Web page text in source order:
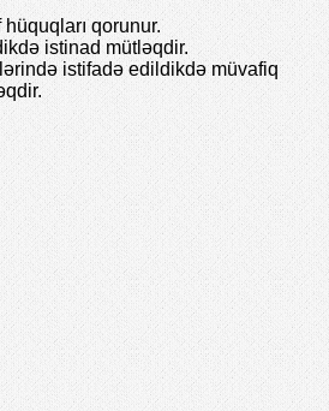
qorunur.
istinad mütləqdir.
istifadə edildikdə müvafiq